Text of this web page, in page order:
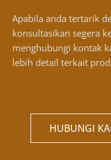
Apabila anda tertarik
konsultasikan segera
menghubungi kontak
lebih detail terkait
HUBUNGI